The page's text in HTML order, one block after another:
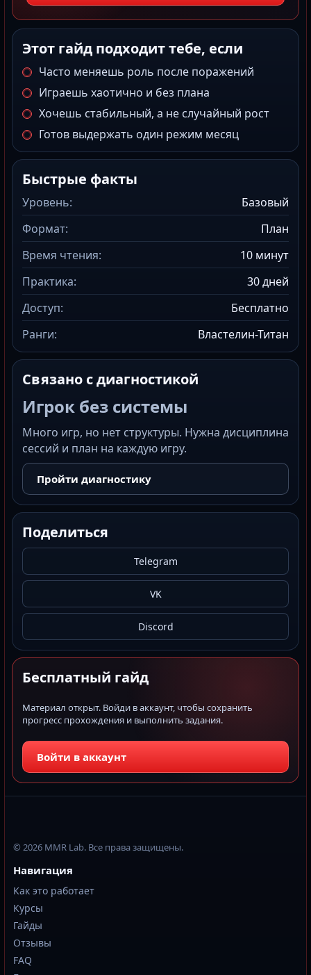
Этот гайд подходит тебе, если
Часто меняешь роль после поражений
Играешь хаотично и без плана
Хочешь стабильный, а не случайный рост
Готов выдержать один режим месяц
Быстрые факты
Уровень:
Базовый
Формат:
План
Время чтения:
10 минут
Практика:
30 дней
Доступ:
Бесплатно
Ранги:
Властелин-Титан
Связано с диагностикой
Игрок без системы
Много игр, но нет структуры. Нужна дисциплина
сессий и план на каждую игру.
Пройти диагностику
Поделиться
Telegram
VK
Discord
Бесплатный гайд
Материал открыт. Войди в аккаунт, чтобы сохранить
прогресс прохождения и выполнить задания.
Войти в аккаунт
© 2026 MMR Lab. Все права защищены.
Навигация
Как это работает
Курсы
Гайды
Отзывы
FAQ